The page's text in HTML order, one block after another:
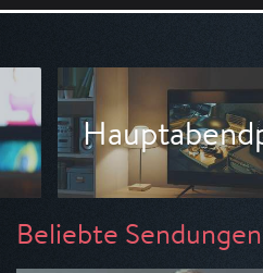
Beliebte Sendungen